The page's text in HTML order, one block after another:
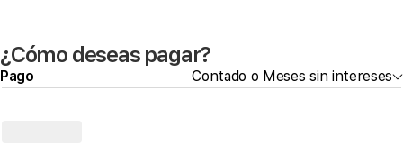
¿Cómo deseas pagar?
Pago Contado o Meses sin intereses